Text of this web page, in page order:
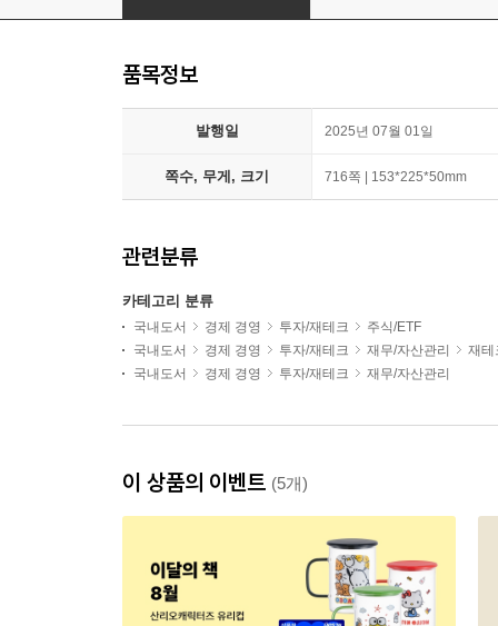
품목정보
발행일 2025년 07월 01일
쪽수, 무게, 크기 716쪽 | 153*225*50mm
관련분류
카테고리 분류
국내도서 경제 경영 투자/재테크
주식/ETF
국내도서
경제 경영 투자/재테크 재무/자산관리
재테
국내도서
경제 경영 투자/재테크 재무/자산관리
이 상품의 이벤트 (5개)